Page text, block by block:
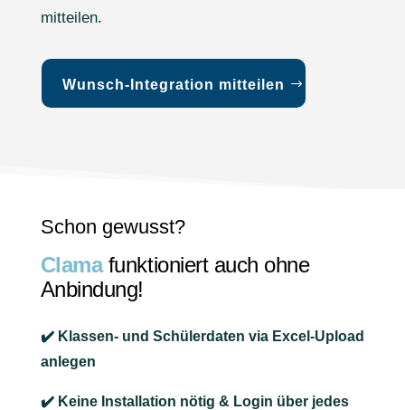
mitteilen.
Wunsch-Integration mitteilen
Schon gewusst?
Clamafunktioniert auch ohne
Anbindung!
✔️ Klassen- und Schülerdaten via Excel-Upload
anlegen
✔️ Keine Installation nötig & Login über jedes